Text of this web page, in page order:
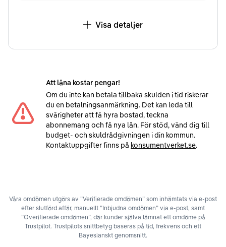
Visa detaljer
Att låna kostar pengar!
Om du inte kan betala tillbaka skulden i tid riskerar
du en betalningsanmärkning. Det kan leda till
svårigheter att få hyra bostad, teckna
abonnemang och få nya lån. För stöd, vänd dig till
budget- och skuldrådgivningen i din kommun.
Kontaktuppgifter finns på konsumentverket.se.
Våra omdömen utgörs av ”Verifierade omdömen” som inhämtats via e-post
efter slutförd affär, manuellt ”Inbjudna omdömen” via e-post, samt
”Overifierade omdömen”, där kunder själva lämnat ett omdöme på
Trustpilot. Trustpilots snittbetyg baseras på tid, frekvens och ett
Bayesianskt genomsnitt.